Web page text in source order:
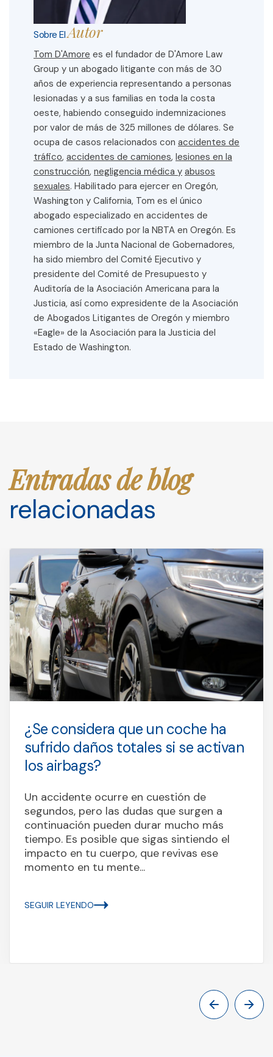
Sobre ElAutor
Tom D'Amore es el fundador de D'Amore Law
Group y un abogado litigante con más de 30
años de experiencia representando a personas
lesionadas y a sus familias en toda la costa
oeste, habiendo conseguido indemnizaciones
por valor de más de 325 millones de dólares. Se
ocupa de casos relacionados con accidentes de
tráfico, accidentes de camiones, lesiones en la
construcción, negligencia médica y abusos
sexuales. Habilitado para ejercer en Oregón,
Washington y California, Tom es el único
abogado especializado en accidentes de
camiones certificado por la NBTA en Oregón. Es
miembro de la Junta Nacional de Gobernadores,
ha sido miembro del Comité Ejecutivo y
presidente del Comité de Presupuesto y
Auditoría de la Asociación Americana para la
Justicia, así como expresidente de la Asociación
de Abogados Litigantes de Oregón y miembro
«Eagle» de la Asociación para la Justicia del
Estado de Washington.
Entradas de blog
relacionadas
¿Se considera que un coche ha
sufrido daños totales si se activan
los airbags?
Un accidente ocurre en cuestión de
segundos, pero las dudas que surgen a
continuación pueden durar mucho más
tiempo. Es posible que sigas sintiendo el
impacto en tu cuerpo, que revivas ese
momento en tu mente...
SEGUIR LEYENDO